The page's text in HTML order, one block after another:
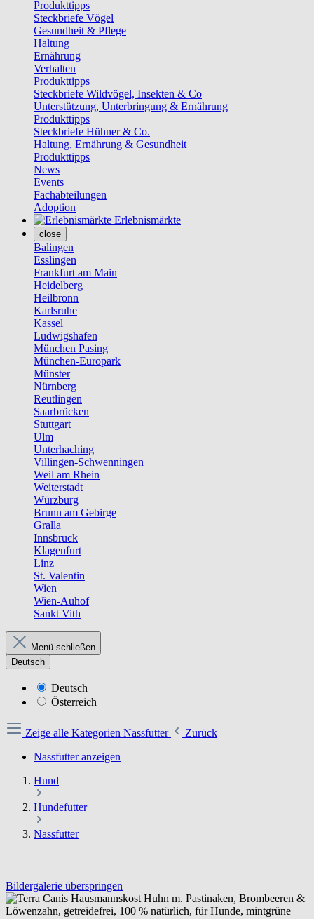
Produkttipps
Steckbriefe Vögel
Gesundheit & Pflege
Haltung
Ernährung
Verhalten
Produkttipps
Steckbriefe Wildvögel, Insekten & Co
Unterstützung, Unterbringung & Ernährung
Produkttipps
Steckbriefe Hühner & Co.
Haltung, Ernährung & Gesundheit
Produkttipps
News
Events
Fachabteilungen
Adoption
Erlebnismärkte
close
Balingen
Esslingen
Frankfurt am Main
Heidelberg
Heilbronn
Karlsruhe
Kassel
Ludwigshafen
München Pasing
München-Europark
Münster
Nürnberg
Reutlingen
Saarbrücken
Stuttgart
Ulm
Unterhaching
Villingen-Schwenningen
Weil am Rhein
Weiterstadt
Würzburg
Brunn am Gebirge
Gralla
Innsbruck
Klagenfurt
Linz
St. Valentin
Wien
Wien-Auhof
Sankt Vith
Menü schließen
Deutsch
Deutsch
Österreich
Zeige alle Kategorien Nassfutter
Zurück
Nassfutter anzeigen
Hund
Hundefutter
Nassfutter
Bildergalerie überspringen